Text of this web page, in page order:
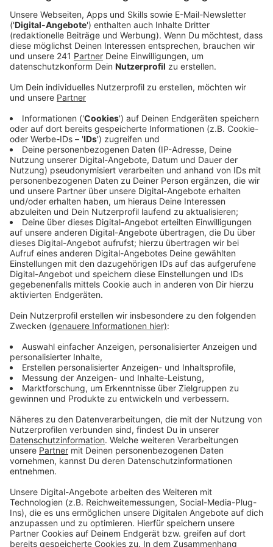
Veröffentlicht:Donnerstag, 22.08.2024 17:56
Anzeige
Die Stadt hat gemeinsam mit dem Handwerk und dem
Ordnungsdienst das Pilotprojekt
Wirtschaftsparkplätze gestartet. Davon sollen sowohl
die Betriebe als auch die Kunden profitieren, sagt
Stefan Hagen, Präsident der Industrie- und
Handelskammer Bonn/Rhein-Sieg:
Wir wollen an und für sich eine optimale
Versorgung der Kunden, dass der Handwerker
parken kann, der Pflegedienst parken kann, der
Lieferdienst. Es geht wirklich um eine effiziente
Versogung der Kunden und dass die ganzen
Gewerbetreibenden möglicht wenig Zeit
verlieren und eben ihre Dienstleistungen
erbringen können.
Insgesamt gibt es jetzt neun dieser Parkzonen in
Bonn-Kessenich und in der Südstadt, mit insgesamt
mehr als 20 Parkplätzen, die tagsüber von acht bis 18
Uhr für die Betriebe reserviert sind und dmit
entsprechendem Ausweis genutzt werden können. In
der übrigen Zeit stehen die blau markierten Plätze
allen zum Parken zur Verfügung. In etwa einem halben
Jahr sollen die Ergebnisse dann ausgewertet und die
Parkplätze - je nach Nachfrage - auch ausgeweitet
werden.
Anzeige
© Merle Herrmann/RBRS